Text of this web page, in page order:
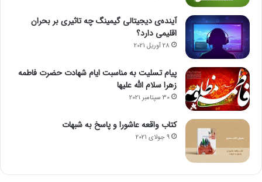
آینده‌ی دیجیتالی گیمینگ چه تاثیری بر بحران
اقلیمی دارد؟
28 آوریل 2021
پیام تسلیت به مناسبت ایام شهادت حضرت فاطمه
زهرا سلام الله علیها
30 سپتامبر 2021
کتاب واقعه عاشورا و پاسخ به شبهات
9 جولای 2021